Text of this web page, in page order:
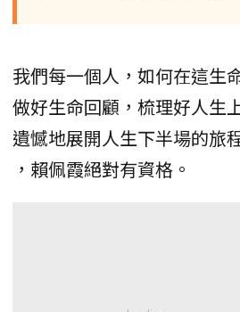
我們每一個人，如何在這生
做好生命回顧，梳理好人生
遺憾地展開人生下半場的旅
，賴佩霞絕對有資格。